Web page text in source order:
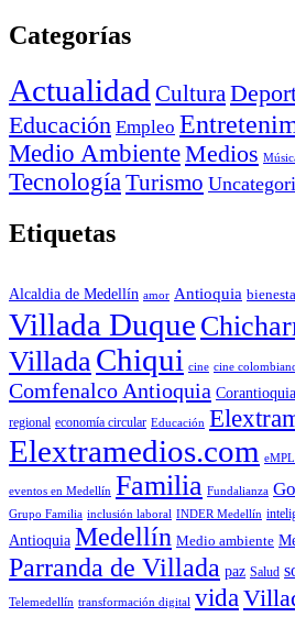
Categorías
Actualidad Cultura
Educación Empleo
Medio AmbienteMedios
Tecnología Turismo
Etiquetas
Alcaldia de Medellín amor Antioquia
Villada Duque
Villada Chiqui cine cine
Comfenalco Antioquia Corantioquia
regional economía circular Educación
Elextramedios.com
eventos en Medellín Familia Fundalianza
Grupo Familia inclusión laboral INDER Medellín
Antioquia Medellín Medio ambiente
Parranda de Villada paz Salud
Telemedellín transformación digital vida